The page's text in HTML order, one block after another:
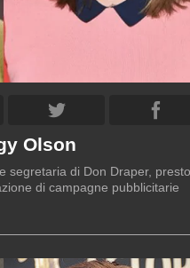
Olson
segretaria di Don Draper,
di campagne pubblicitarie